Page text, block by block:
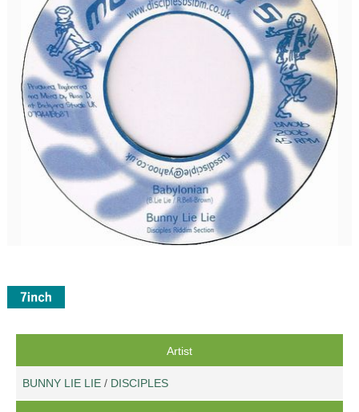
Artist
BUNNY LIE LIE / DISCIPLES